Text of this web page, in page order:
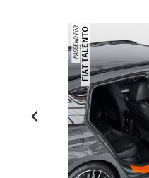
Bildergalerie überspringen